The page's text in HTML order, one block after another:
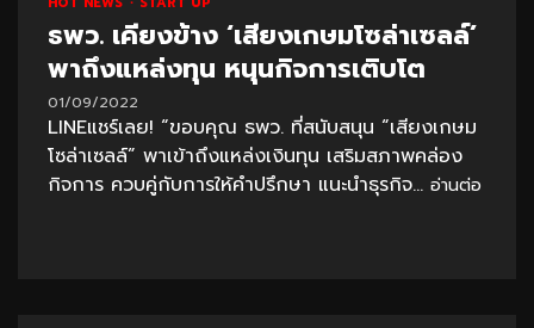
ธพว. เคียงข้าง ‘เสียงเกษมโซล่าเซลล์’
พาถึงแหล่งทุน หนุนกิจการเติบโต
01/09/2022
LINEแชร์เลย! “ขอบคุณ ธพว. ที่สนับสนุน “เสียงเกษม
โซล่าเซลล์” พาเข้าถึงแหล่งเงินทุน เสริมสภาพคล่อง
กิจการ ควบคู่กับการให้คำปรึกษา แนะนำธุรกิจ... อ่านต่อ